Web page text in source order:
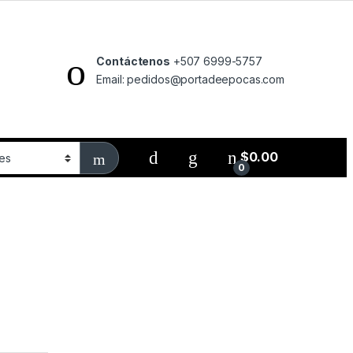
Contáctenos +507 6999-5757
Email: pedidos@portadeepocas.com
0
$0.00